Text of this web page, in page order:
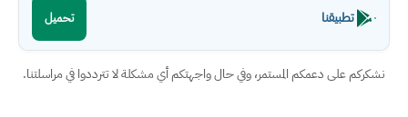
تطبيقنا تحميل
نشكركم على دعمكم المستمر، وفي حال واجهتكم أي مشكلة لا تترددوا في مراسلتنا.